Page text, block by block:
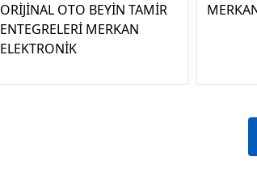
ORİJİNAL OTO BEYİN TAMİR
ENTEGRELERİ MERKAN
ELEKTRONİK